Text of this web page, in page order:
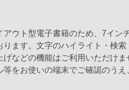
アウト型電子書籍のため、7イン
ます。文字のハイライト・検索
げなどの機能はご利用いただけ
等をお使いの端末でご確認のうえ